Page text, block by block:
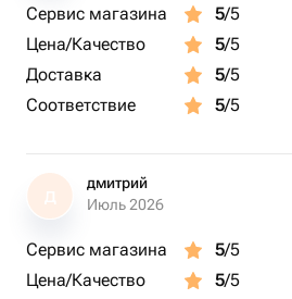
Сервис магазина 5/5
Цена/Качество
5/5
Доставка
5/5
Соответствие
5/5
Д
дмитрий
Июль 2026
Сервис магазина 5/5
Цена/Качество
5/5